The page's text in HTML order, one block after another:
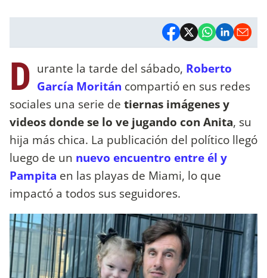
D urante la tarde del sábado, Roberto
García Moritán compartió en sus redes
sociales una serie de tiernas imágenes y
videos donde se lo ve jugando con Anita, su
hija más chica. La publicación del político llegó
luego de un nuevo encuentro entre él y
Pampita en las playas de Miami, lo que
impactó a todos sus seguidores.